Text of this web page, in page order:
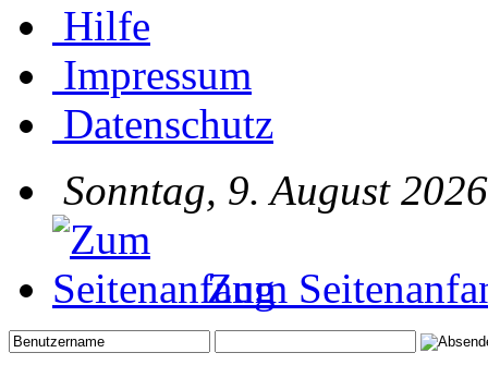
Hilfe
Impressum
Datenschutz
Sonntag, 9. August
Zum